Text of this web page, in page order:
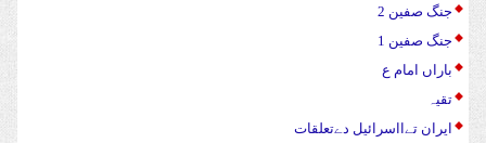
جنگ صفین 2
جنگ صفین 1
باراں امام ع
تقیہ
ایران تےااسرائیل دےتعلقات